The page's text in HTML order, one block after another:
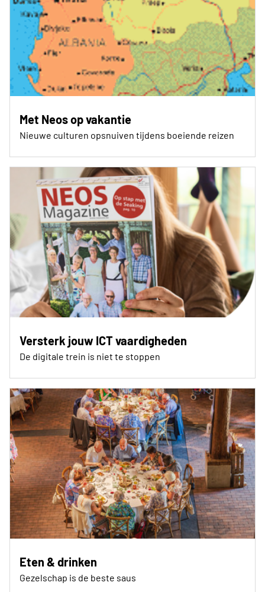
Met Neos op vakantie
Nieuwe culturen opsnuiven tijdens boeiende reizen
Versterk jouw ICT vaardigheden
De digitale trein is niet te stoppen
Eten & drinken
Gezelschap is de beste saus